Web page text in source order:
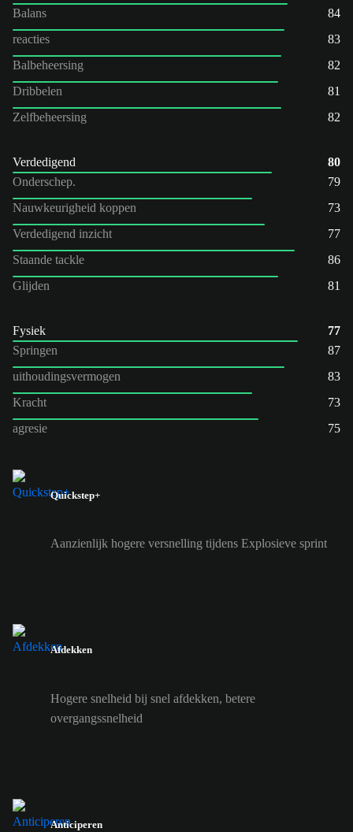
Balans
84
reacties
83
Balbeheersing
82
Dribbelen
81
Zelfbeheersing
82
Verdedigend
80
Onderschep.
79
Nauwkeurigheid koppen
73
Verdedigend inzicht
77
Staande tackle
86
Glijden
81
Fysiek
77
Springen
87
uithoudingsvermogen
83
Kracht
73
agresie
75
Quickstep+
Aanzienlijk hogere versnelling tijdens Explosieve sprint
Afdekken
Hogere snelheid bij snel afdekken, betere
overgangssnelheid
Anticiperen